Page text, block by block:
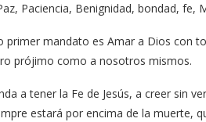
Paciencia, Benignidad, bondad, fe,
primer mandato es Amar a Dios con
prójimo como a nosotros mismos.
a tener la Fe de Jesús, a creer sin
estará por encima de la muerte,